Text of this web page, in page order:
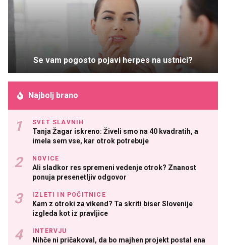
Se vam pogosto pojavi herpes na ustnici?
Najbolj brano
SVET SLAVNIH
Tanja Žagar iskreno: Živeli smo na 40 kvadratih, a
imela sem vse, kar otrok potrebuje
NOVICE
Ali sladkor res spremeni vedenje otrok? Znanost
ponuja presenetljiv odgovor
IZLETI IN POČITNICE
Kam z otroki za vikend? Ta skriti biser Slovenije
izgleda kot iz pravljice
INTERVJU
Nihče ni pričakoval, da bo majhen projekt postal ena